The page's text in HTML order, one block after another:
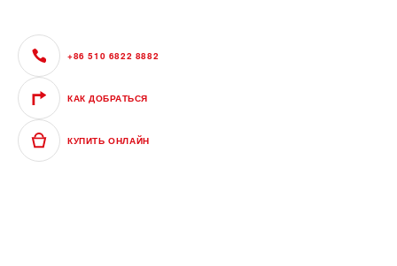
+86 510 6822 8882
КАК ДОБРАТЬСЯ
КУПИТЬ ОНЛАЙН